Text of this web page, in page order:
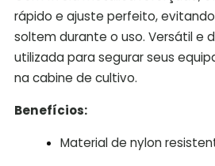
rápido e ajuste perfeito,
soltem durante o uso. Versátil e
utilizada para segurar seus
na cabine de cultivo.
Benefícios:
Material de nylon